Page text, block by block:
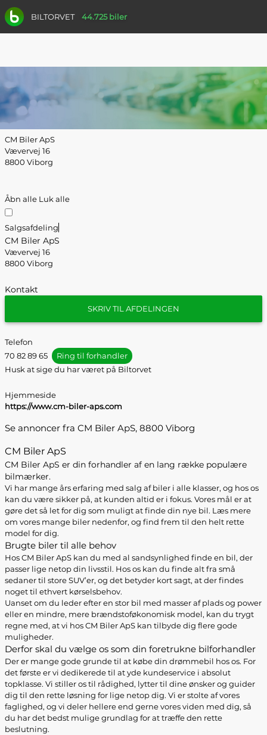
BILTORVET 44.725 biler
CM Biler ApS
Vævervej 16
8800 Viborg
Åbn alle Luk alle
Salgsafdeling
CM Biler ApS
Vævervej 16
8800 Viborg
Kontakt
SKRIV TIL AFDELINGEN
Telefon
70 82 89 65
Ring til forhandler
Husk at sige du har været på Biltorvet
Hjemmeside
https://www.cm-biler-aps.com
Se annoncer fra CM Biler ApS, 8800 Viborg
CM Biler ApS
CM Biler ApS er din forhandler af en lang række populære
bilmærker.
Vi har mange års erfaring med salg af biler i alle klasser, og hos os
kan du være sikker på, at kunden altid er i fokus. Vores mål er at
gøre det så let for dig som muligt at finde din nye bil. Læs mere
om vores mange biler nedenfor, og find frem til den helt rette
model for dig.
Brugte biler til alle behov
Hos CM Biler ApS kan du med al sandsynlighed finde en bil, der
passer lige netop din livsstil. Hos os kan du finde alt fra små
sedaner til store SUV’er, og det betyder kort sagt, at der findes
noget til ethvert kørselsbehov.
Uanset om du leder efter en stor bil med masser af plads og power
eller en mindre, mere brændstoføkonomisk model, kan du trygt
regne med, at vi hos CM Biler ApS kan tilbyde dig flere gode
muligheder.
Derfor skal du vælge os som din foretrukne bilforhandler
Der er mange gode grunde til at købe din drømmebil hos os. For
det første er vi dedikerede til at yde kundeservice i absolut
topklasse. Vi stiller os til rådighed, lytter til dine ønsker og guider
dig til den rette løsning for lige netop dig. Vi er stolte af vores
faglighed, og vi deler hellere end gerne vores viden med dig, så
du har det bedst mulige grundlag for at træffe den rette
beslutning.